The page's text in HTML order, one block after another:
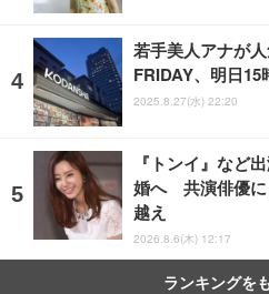
若手美人アナが
FRIDAY、明日
2025.8.27(水) 22:20
『トンイ』など
婚へ 共演俳優に
越え
2026.8.6(木) 12:17
ランキングを